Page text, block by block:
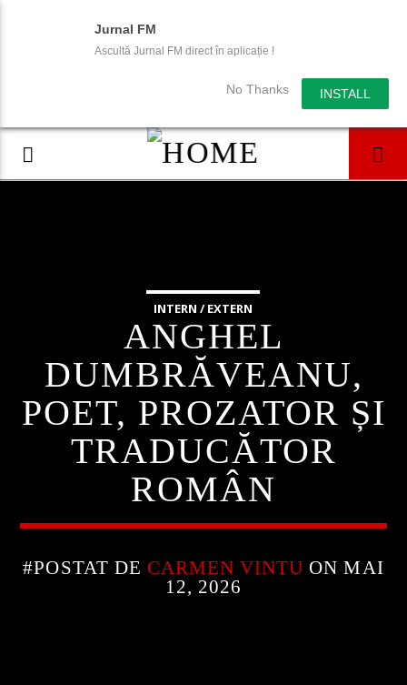
Jurnal FM
Ascultă Jurnal FM direct în aplicație !
No Thanks INSTALL
INTERN / EXTERN
ANGHEL
DUMBRĂVEANU,
POET, PROZATOR ȘI
TRADUCĂTOR
ROMÂN
#POSTAT DE CARMEN VINTU ON MAI
12, 2026